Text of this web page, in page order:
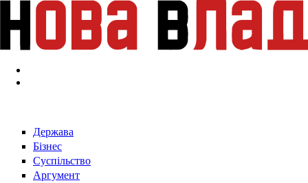
Перейти к основному содержанию
Держава
Бізнес
Суспільство
Аргумент